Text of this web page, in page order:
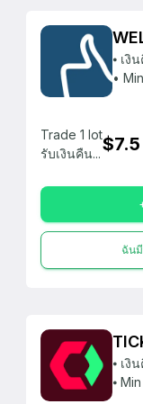
⦁ เงิ
•
Trade 1 lot
รับเงินคืน...$7.5
ฉัน
⦁ เงิ
⦁